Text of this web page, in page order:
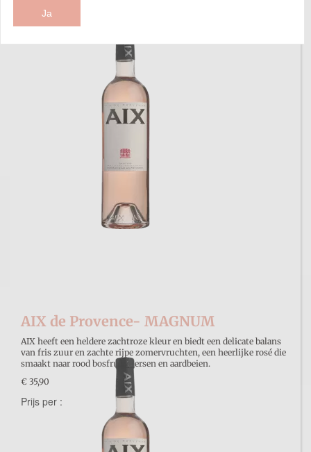
Sorteer op:
AIX de Provence- MAGNUM
AIX heeft een heldere zachtroze kleur en biedt een delicate balans
van fris zuur en zachte rijpe zomervruchten, een heerlijke rosé die
smaakt naar rood bosfruit, kersen en aardbeien.
€ 35,90
Prijs per :
Ja